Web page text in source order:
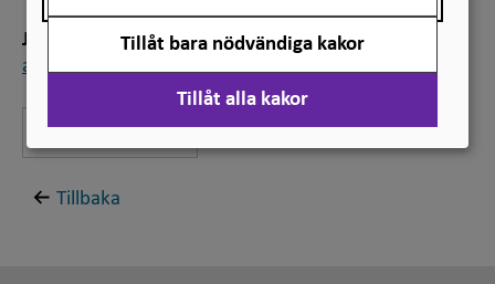
Jämför
avskiljande från utbildning
Lämna feedback
Tillbaka
Tillåt bara nödvändiga kakor
Tillåt alla kakor